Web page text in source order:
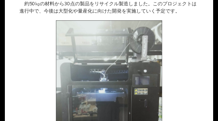
約50㎏の材料から30点の製品をリサイクル製造しました。このプロジェクトは
進行中で、今後は大型化や量産化に向けた開発を実施していく予定です。